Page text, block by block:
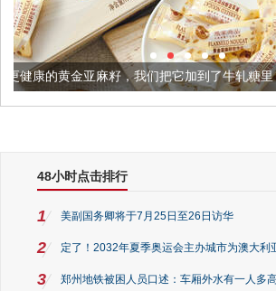
我们把它加到了牛轧糖里 被列入
48小时点击排行
1 美副国务卿将于7月25日至26日访华
2 定了！2032年夏季奥运会主办城市为澳大利
3 郑州地铁被困人员口述：车厢外水有一人多